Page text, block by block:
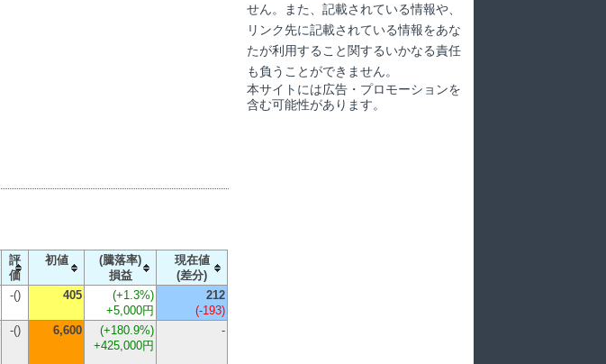
評
価
初値
(騰落率)
損益
現在値
(差分)
-() 405 (+1.3%)
+5,000円
212
(-193)
-() 6,600 (+180.9%)
+425,000円
-
せん。また、記載されている情報や、
リンク先に記載されている情報をあな
たが利用すること関するいかなる責任
も負うことができません。
本サイトには広告・プロモーションを
含む可能性があります。